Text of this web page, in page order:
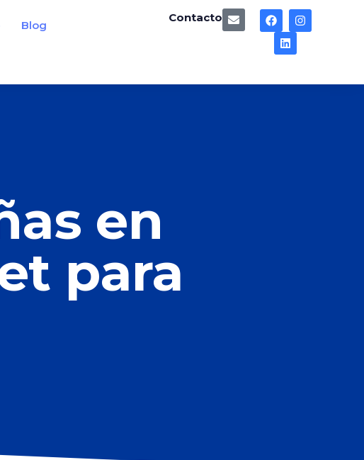
Blog
Contacto
en
para